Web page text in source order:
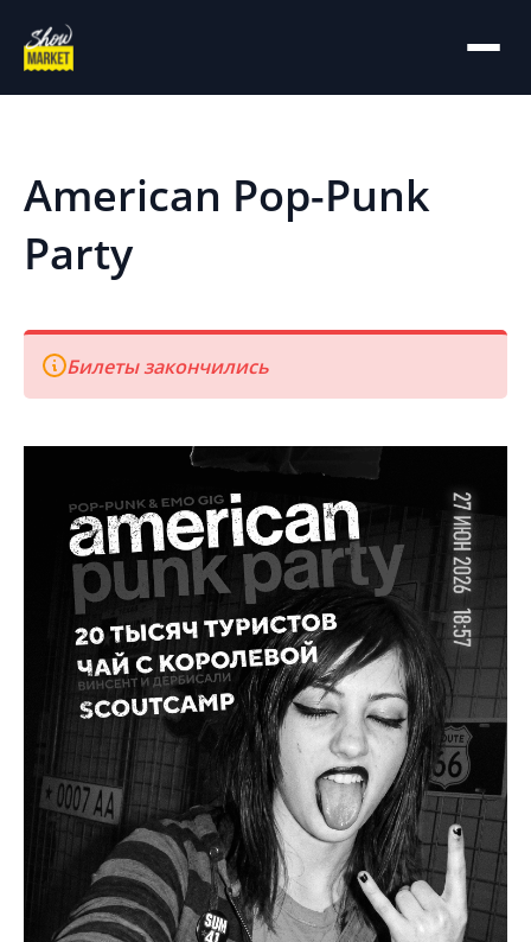
American Pop-Punk
Party
Билеты закончились